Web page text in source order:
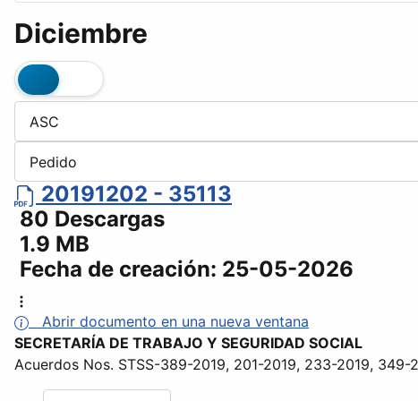
Diciembre
20191202 - 35113
80 Descargas
1.9 MB
Fecha de creación: 25-05-2026
Abrir documento en una nueva ventana
SECRETARÍA DE TRABAJO Y SEGURIDAD SOCIAL
Acuerdos Nos. STSS-389-2019, 201-2019, 233-2019,